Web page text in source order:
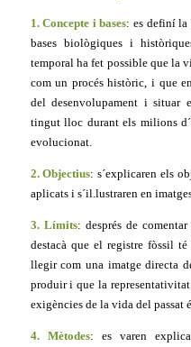
1. Concepte i bases: es definí la
bases biològiques i
temporal ha fet possible que la
com un procés històric, i que
del desenvolupament i situar
tingut lloc durant els milions
evolucionat.
2. Objectius: s´explicaren els
aplicats i s´il.lustraren en
3. Límits: després de
destacà que el registre fòssil
llegir com una imatge directa
produir i que la
exigències de la vida del passat
4. Mètodes: es varen